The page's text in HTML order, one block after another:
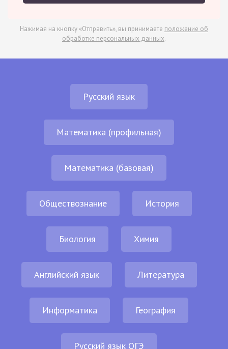
Нажимая на кнопку «Отправить», вы принимаете положение об
обработке персональных данных.
Русский язык
Математика (профильная)
Математика (базовая)
Обществознание История
Биология Химия
Английский язык Литература
Информатика География
Русский язык ОГЭ